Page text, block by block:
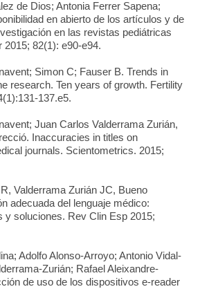
de Dios; Antonia Ferrer Sapena;
en abierto de los artículos y de
en las revistas pediátricas
2015; 82(1): e90-e94.
Simon C; Fauser B. Trends in
research. Ten years of growth. Fertility
137.e5.
Juan Carlos Valderrama Zurián,
Inaccuracies in titles on
journals. Scientometrics. 2015;
Valderrama Zurián JC, Bueno
adecuada del lenguaje médico:
y soluciones. Rev Clin Esp 2015;
Adolfo Alonso-Arroyo; Antonio Vidal-
Zurián; Rafael Aleixandre-
de uso de los dispositivos e-reader